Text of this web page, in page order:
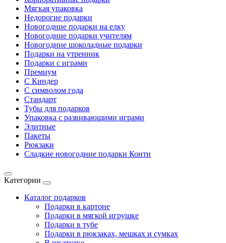
Мягкая упаковка
Недорогие подарки
Новогодние подарки на елку
Новогодние подарки учителям
Новогодние шоколадные подарки
Подарки на утренник
Подарки с играми
Премиум
С Киндер
С символом года
Стандарт
Тубы для подарков
Упаковка с развивающими играми
Элитные
Пакеты
Рюкзаки
Сладкие новогодние подарки Конти
Категории
Каталог подарков
Подарки в картоне
Подарки в мягкой игрушке
Подарки в тубе
Подарки в рюкзаках, мешках и сумках